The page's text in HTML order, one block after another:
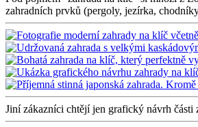
zahradních prvků (pergoly, jezírka,
Jiní zákazníci chtějí jen grafický návrh části